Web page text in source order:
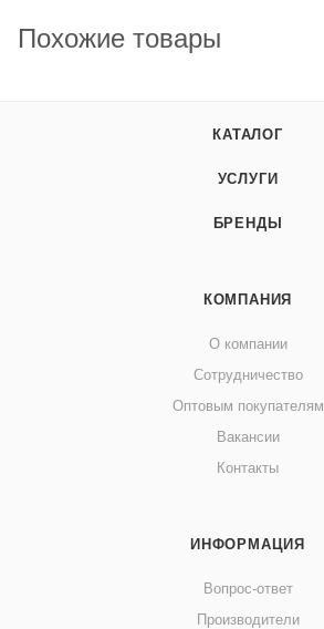
Похожие товары
КАТАЛОГ
УСЛУГИ
БРЕНДЫ
КОМПАНИЯ
О компании
Сотрудничество
Оптовым покупателям
Вакансии
Контакты
ИНФОРМАЦИЯ
Вопрос-ответ
Производители